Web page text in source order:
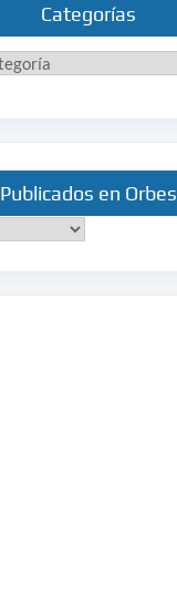
Categorías
Publicados en Orbes